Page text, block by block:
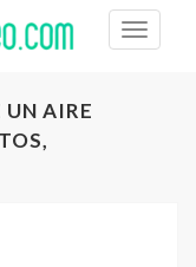
Toggle
AIRE